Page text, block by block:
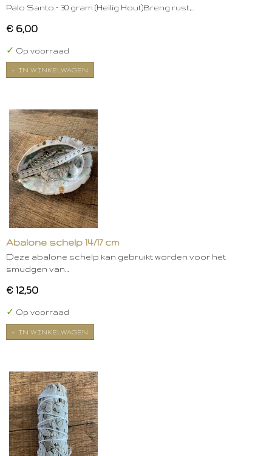
Palo Santo – 30 gram (Heilig Hout)Breng rust,…
€ 6,00
✓ Op voorraad
IN WINKELWAGEN
Abalone schelp 14/17 cm
Deze abalone schelp kan gebruikt worden voor het
smudgen van…
€ 12,50
✓ Op voorraad
IN WINKELWAGEN